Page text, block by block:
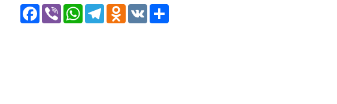
Facebook
Viber WhatsApp
TelegramOdnoklassniki
VK